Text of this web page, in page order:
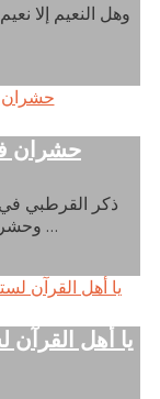
وهل النعيم إلا
حشران
ذكر القرطبي في
وحشران في الآخرة ، فاللذان في الدنيا …
يا أهل